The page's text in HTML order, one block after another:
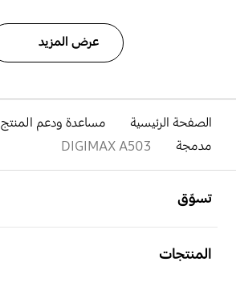
عرض المزيد
الصفحة الرئيسية مساعدة ودعم المنتج
مدمجة
DIGIMAX A503
تسوّق
المنتجات